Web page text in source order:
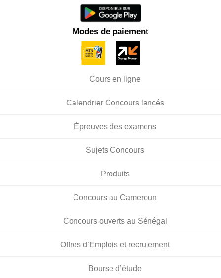
Modes de paiement
Cours en ligne
Calendrier Concours lancés
Épreuves des examens
Sujets Concours
Produits
Concours au Cameroun
Concours ouverts au Sénégal
Offres d’Emplois et recrutement
Bourse d’étude